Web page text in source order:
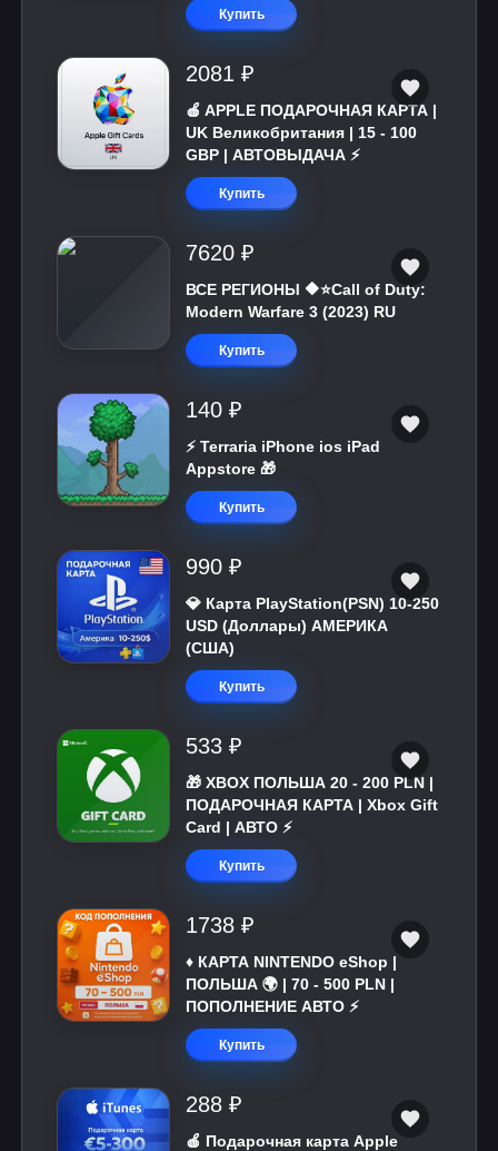
Купить
2081 ₽
🍎 APPLE ПОДАРОЧНАЯ КАРТА |
UK Великобритания | 15 - 100
GBP | АВТОВЫДАЧА ⚡️
Купить
7620 ₽
ВСЕ РЕГИОНЫ 🔶⭐Call of Duty:
Modern Warfare 3 (2023) RU
Купить
140 ₽
⚡️ Terraria iPhone ios iPad
Appstore 🎁
Купить
990 ₽
💎 Карта PlayStation(PSN) 10-250
USD (Доллары) АМЕРИКА
(США)
Купить
533 ₽
🎁 XBOX ПОЛЬША 20 - 200 PLN |
ПОДАРОЧНАЯ КАРТА | Xbox Gift
Card | АВТО ⚡
Купить
1738 ₽
♦️ КАРТА NINTENDO eShop |
ПОЛЬША 🌍 | 70 - 500 PLN |
ПОПОЛНЕНИЕ АВТО ⚡
Купить
288 ₽
🍎 Подарочная карта Apple